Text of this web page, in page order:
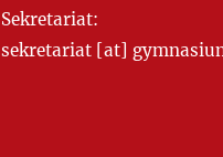
Sekretariat:
sekretariat [at]